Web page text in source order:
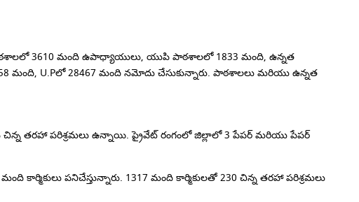
3610 మంది ఉపాధ్యాయులు, యుపి పాఠశాలలో 1833 మంది, ఉన్నత
మంది, U.Pలో 28467 మంది నమోదు చేసుకున్నారు. పాఠశాలలు మరియు ఉన్నత
తరహా పరిశ్రమలు ఉన్నాయి. ప్రైవేట్ రంగంలో జిల్లాలో 3 పేపర్ మరియు పేపర్
కార్మికులు పనిచేస్తున్నారు. 1317 మంది కార్మికులతో 230 చిన్న తరహా పరిశ్రమలు